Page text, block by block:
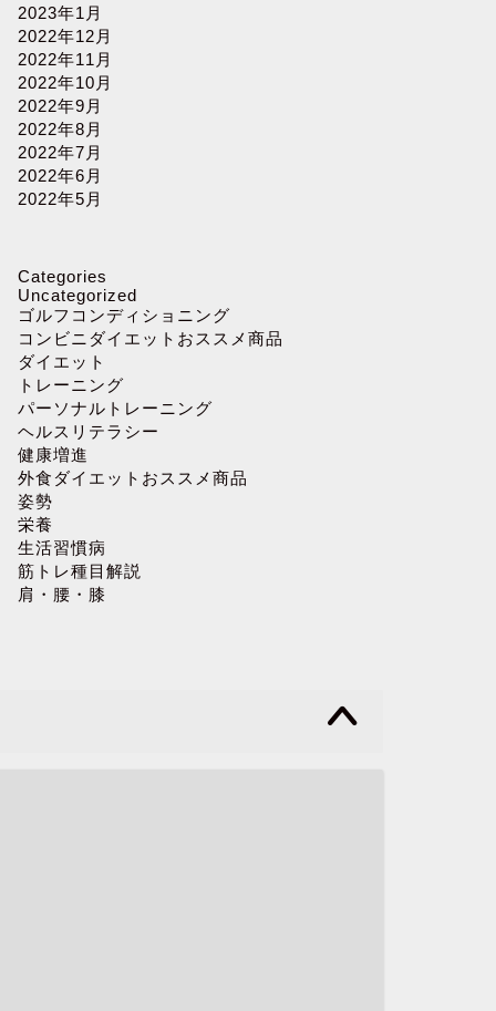
2023年1月
2022年12月
2022年11月
2022年10月
2022年9月
2022年8月
2022年7月
2022年6月
2022年5月
Categories
Uncategorized
ゴルフコンディショニング
コンビニダイエットおススメ商品
ダイエット
トレーニング
パーソナルトレーニング
ヘルスリテラシー
健康増進
外食ダイエットおススメ商品
姿勢
栄養
生活習慣病
筋トレ種目解説
肩・腰・膝